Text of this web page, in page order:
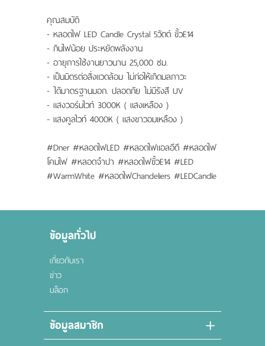
คุณสมบัติ
- หลอดไฟ LED Candle Crystal 5วัตต์ ขั้วE14
- กินไฟน้อย ประหยัดพลังงาน
- อายุการใช้งานยาวนาน 25,000 ชม.
- เป็นมิตรต่อสิ่งแวดล้อม ไม่ก่อให้เกิดมลภาวะ
- ได้มาตรฐานมอก. ปลอดภัย ไม่มีรังสี UV
- แสงวอร์มไวท์ 3000K ( แสงเหลือง )
- แสงคูลไวท์ 4000K ( แสงขาวอมเหลือง )
#Dner #หลอดไฟLED #หลอดไฟแอลอีดี #หลอดไฟ
โคมไฟ #หลอดจำปา #หลอดไฟขั้วE14 #LED
#WarmWhite #หลอดไฟChandeliers #LEDCandle
ข้อมูลทั่วไป
เกี่ยวกับเรา
ข่าว
บล็อก
ข้อมูลสมาชิก